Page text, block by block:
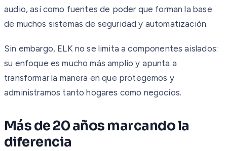
audio, así como fuentes de poder que forman la base
de muchos sistemas de seguridad y automatización.
Sin embargo, ELK no se limita a componentes aislados:
su enfoque es mucho más amplio y apunta a
transformar la manera en que protegemos y
administramos tanto hogares como negocios.
Más de 20 años marcando la
diferencia